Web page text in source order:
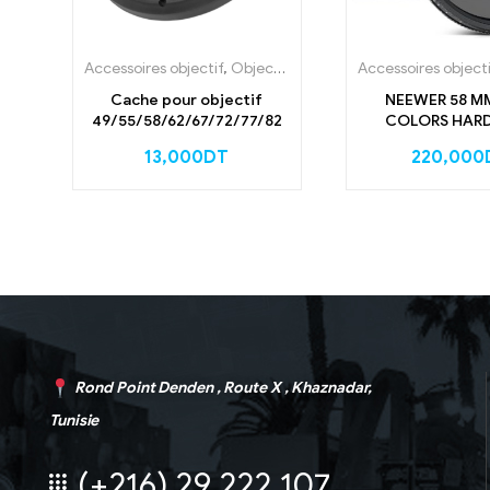
Accessoires objectif, Objectif caméra
Cache pour objectif
49/55/58/62/67/72/77/82
13,000DT
Accessoires
NEEWER 58
COLORS
(1-5 Stops)
220,000
Rond Point Denden , Route X , Khaznadar,
Tunisie